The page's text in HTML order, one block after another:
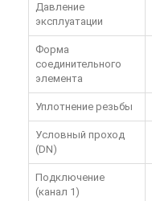
Давление
эксплуатации
Форма
соединительного
элемента
Уплотнение резьбы
Условный проход
(DN)
Подключение
(канал 1)